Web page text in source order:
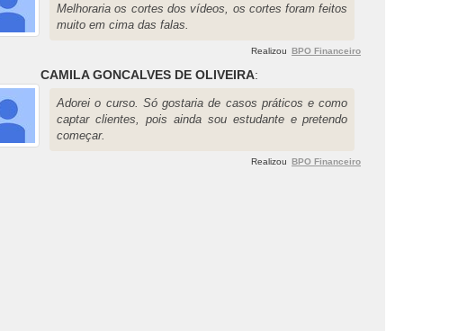
Melhoraria os cortes dos vídeos, os cortes foram feitos
muito em cima das falas.
Realizou BPO Financeiro
CAMILA GONCALVES DE OLIVEIRA:
Adorei o curso. Só gostaria de casos práticos e como
captar clientes, pois ainda sou estudante e pretendo
começar.
Realizou BPO Financeiro